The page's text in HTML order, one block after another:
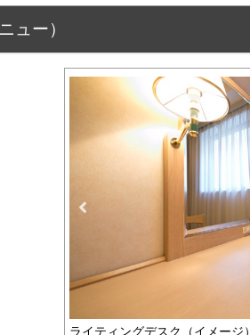
ュー）
ライティングデスク（イメージ）